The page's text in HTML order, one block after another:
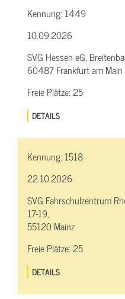
Kennung: 1449
10.09.2026
SVG Hessen eG,
60487 Frankfurt am Main
Freie Plätze:25
DETAILS
Kennung: 1518
22.10.2026
SVG Fahrschulzentrum
17-19,
55120 Mainz
Freie Plätze:25
DETAILS